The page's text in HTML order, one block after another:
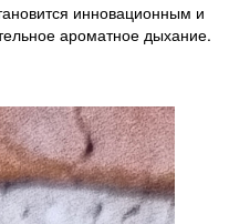
инновационным и
ароматное дыхание.